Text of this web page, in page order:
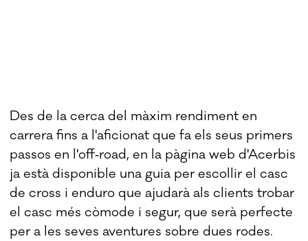
Des de la cerca del màxim rendiment en
carrera fins a l'aficionat que fa els seus primers
passos en l'off‑road, en la pàgina web d'Acerbis
ja està disponible una guia per escollir el casc
de cross i enduro que ajudarà als clients trobar
el casc més còmode i segur, que serà perfecte
per a les seves aventures sobre dues rodes.